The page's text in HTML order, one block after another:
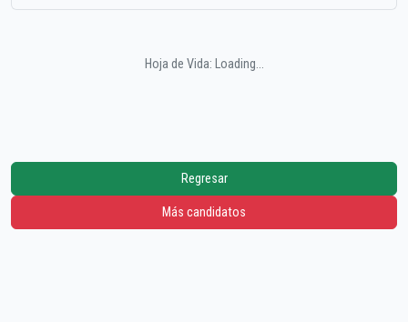
Hoja de Vida: Loading...
Regresar
Más candidatos